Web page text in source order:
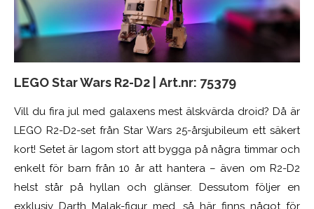
LEGO Star Wars R2-D2 | Art.nr: 75379
Vill du fira jul med galaxens mest älskvärda droid? Då är
LEGO R2-D2-set från Star Wars 25-årsjubileum ett säkert
kort! Setet är lagom stort att bygga på några timmar och
enkelt för barn från 10 år att hantera – även om R2-D2
helst står på hyllan och glänser. Dessutom följer en
exklusiv Darth Malak-figur med, så här finns något för